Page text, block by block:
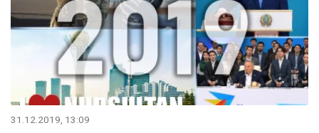
31.12.2019, 13:09